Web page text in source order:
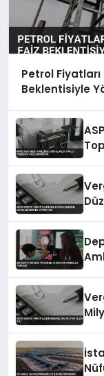
Petrol
Beklentisiyle